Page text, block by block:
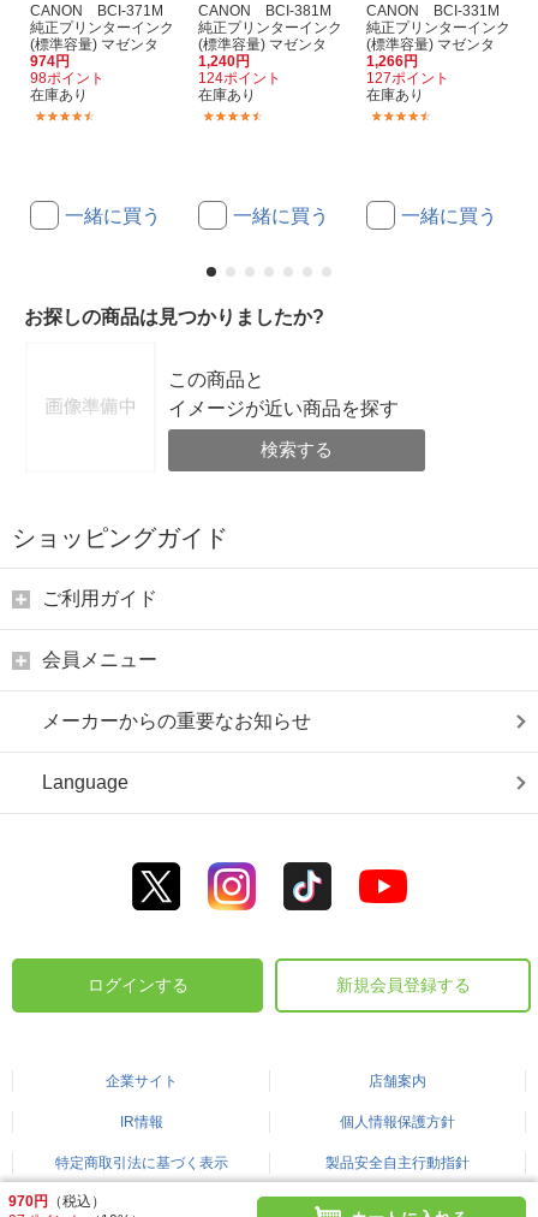
970円
（税込）
CANON BCI-371M
純正プリンターインク
(標準容量) マゼンタ
974円
98ポイント
在庫あり
一緒に買う
CANON BCI-381M
純正プリンターインク
(標準容量) マゼンタ
1,240円
124ポイント
在庫あり
一緒に買う
CANON BCI-331M
純正プリンターインク
(標準容量) マゼンタ
1,266円
127ポイント
在庫あり
一緒に買う
お探しの商品は見つかりましたか?
この商品と
イメージが近い商品を探す
検索する
ショッピングガイド
ご利用ガイド
会員メニュー
メーカーからの重要なお知らせ
Language
ログインする 新規会員登録する
企業サイト 店舗案内
IR情報 個人情報保護方針
特定商取引法に基づく表示 製品安全自主行動指針